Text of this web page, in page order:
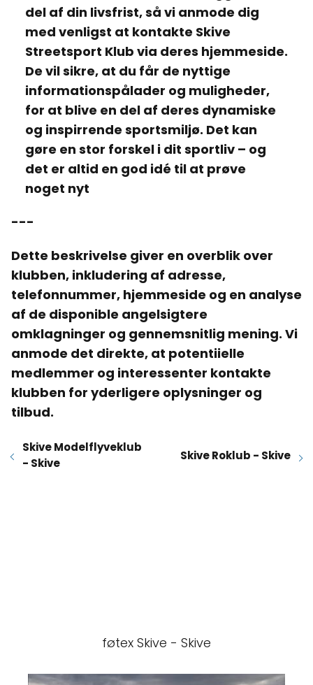
del af din livsfrist, så vi anmode dig
med venligst at kontakte Skive
Streetsport Klub via deres hjemmeside.
De vil sikre, at du får de nyttige
informationspålader og muligheder,
for at blive en del af deres dynamiske
og inspirrende sportsmiljø. Det kan
gøre en stor forskel i dit sportliv – og
det er altid en god idé til at prøve
noget nyt
---
Dette beskrivelse giver en overblik over
klubben, inkludering af adresse,
telefonnummer, hjemmeside og en analyse
af de disponible angelsigtere
omklagninger og gennemsnitlig mening. Vi
anmode det direkte, at potentiielle
medlemmer og interessenter kontakte
klubben for yderligere oplysninger og
tilbud.
Skive Modelflyveklub
- Skive
Skive Roklub - Skive
føtex Skive - Skive